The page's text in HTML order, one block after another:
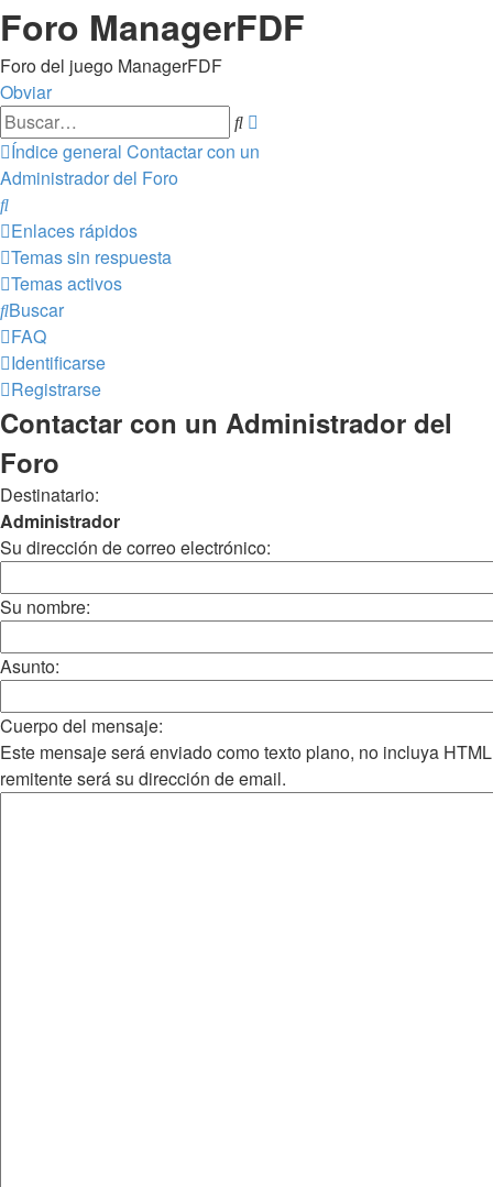
Foro ManagerFDF
Foro del juego ManagerFDF
Obviar
Buscar
avanzada
Índice general Contactar con un
Administrador del Foro
Buscar
Enlaces rápidos
Temas sin respuesta
Temas activos
Buscar
FAQ
Identificarse
Registrarse
Contactar con un Administrador del
Foro
Destinatario:
Administrador
Su dirección de correo electrónico:
Su nombre:
Asunto:
Cuerpo del mensaje:
Este mensaje será enviado como texto plano, no incluya
remitente será su dirección de email.